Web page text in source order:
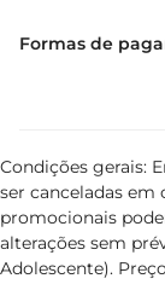
Formas de
Condições gerais:
ser canceladas
promocionais
alterações sem
Adolescente).